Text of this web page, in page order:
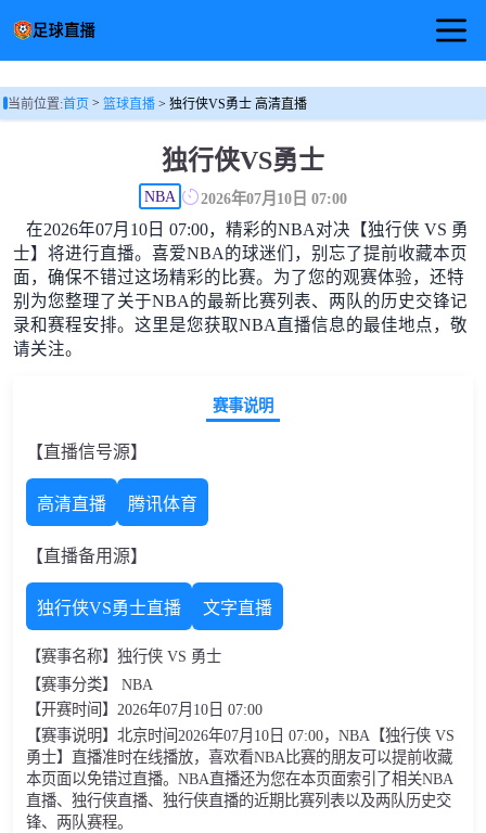
首页
足球视频
当前位置:首页> 篮球直播> 独行侠VS勇士 高清直播
独行侠VS勇士
NBA 2026年07月10日 07:00
在2026年07月10日 07:00，精彩的NBA对决【独行侠 VS 勇
士】将进行直播。喜爱NBA的球迷们，别忘了提前收藏本页
面，确保不错过这场精彩的比赛。为了您的观赛体验，还特
别为您整理了关于NBA的最新比赛列表、两队的历史交锋记
录和赛程安排。这里是您获取NBA直播信息的最佳地点，敬
请关注。
赛事说明
【直播信号源】
高清直播 腾讯体育
【直播备用源】
独行侠VS勇士直播 文字直播
【赛事名称】独行侠 VS 勇士
【赛事分类】 NBA
【开赛时间】2026年07月10日 07:00
【赛事说明】北京时间2026年07月10日 07:00，NBA【独行侠 VS
勇士】直播准时在线播放，喜欢看NBA比赛的朋友可以提前收藏
本页面以免错过直播。NBA直播还为您在本页面索引了相关NBA
直播、独行侠直播、独行侠直播的近期比赛列表以及两队历史交
锋、两队赛程。